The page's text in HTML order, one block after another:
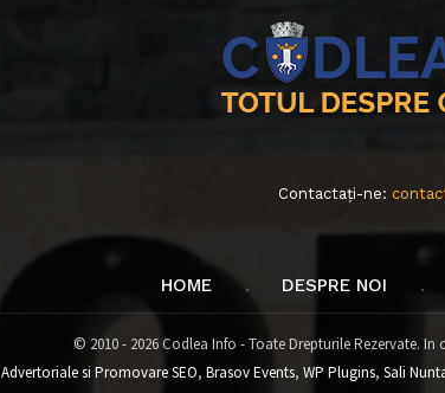
Contactați-ne:
HOME DESPRE NOI
© 2010 - 2026 Codlea Info - Toate Drepturile Rezervate. In
Advertoriale si Promovare SEO, Brasov Events, WP Plugins, Sali